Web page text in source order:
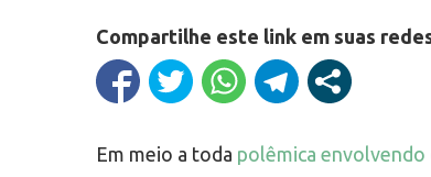
Compartilhe este link em suas
Em meio a toda polêmica envolvendo